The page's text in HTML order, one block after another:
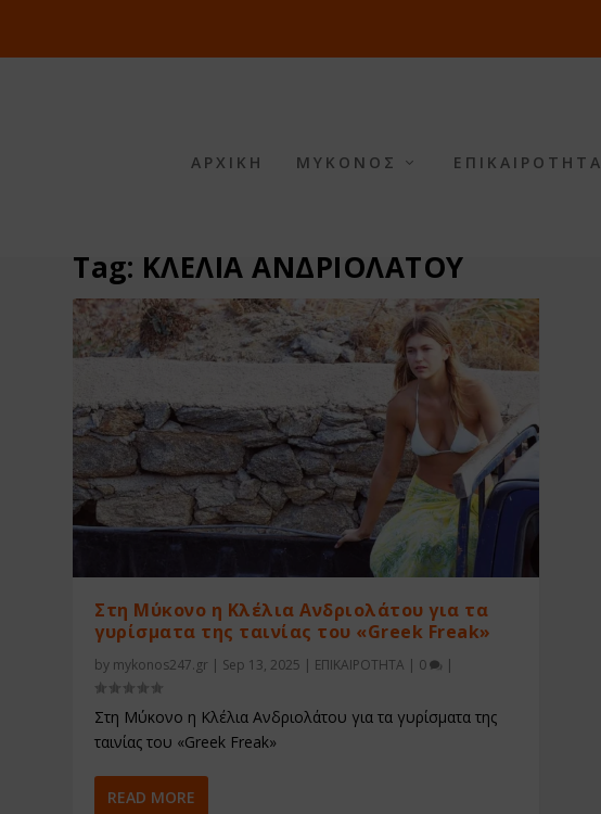
ΑΡΧΙΚΗ ΜΥΚΟΝΟΣ ΕΠΙΚΑΙΡΟΤΗΤΑ
Tag: ΚΛΕΛΙΑ ΑΝΔΡΙΟΛΑΤΟΥ
Στη Μύκονο η Κλέλια Ανδριολάτου για τα
γυρίσματα της ταινίας του «Greek Freak»
by mykonos247.gr | Sep 13, 2025 | ΕΠΙΚΑΙΡΟΤΗΤΑ | 0 |
Στη Μύκονο η Κλέλια Ανδριολάτου για τα γυρίσματα της
ταινίας του «Greek Freak»
READ MORE